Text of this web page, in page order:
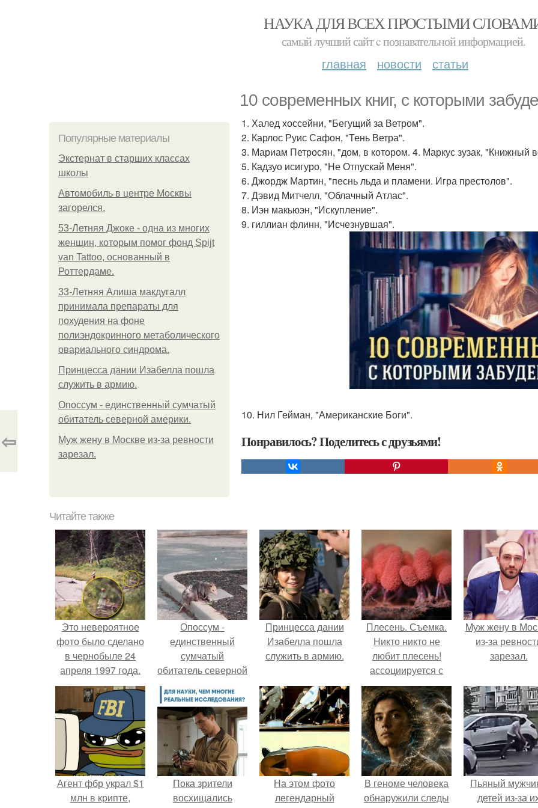
НАУКА ДЛЯ ВСЕХ ПРОСТЫМИ
самый лучший сайт c познавательной информацией.
главная новости статьи
10 современных книг, с которыми
Популярные материалы
Экстернат в старших классах
школы
Автомобиль в центре Москвы
загорелся.
53-Летняя Джоке - одна из многих
женщин, которым помог фонд Spijt
van Tattoo, основанный в
Роттердаме.
33-Летняя Алиша макдугалл
принимала препараты для
похудения на фоне
полиэндокринного метаболического
овариального синдрома.
Принцесса дании Изабелла пошла
служить в армию.
Опоссум - единственный сумчатый
обитатель северной америки.
Mуж жену в Москве из-за ревности
зарезал.
1. Халед хоссейни, "Бегущий за Ветром".
2. Карлос Руис Сафон, "Тень Ветра".
3. Мариам Петросян, "дом, в котором. 4. Маркус зузак, "Книжный
5. Кадзуо исигуро, "Не Отпускай Меня".
6. Джордж Мартин, "песнь льда и пламени. Игра престолов".
7. Дэвид Митчелл, "Облачный Атлас".
8. Иэн макьюэн, "Искупление".
9. гиллиан флинн, "Исчезнувшая".
10. Нил Гейман, "Американские Боги".
Понравилось? Поделитесь с друзьями!
⇦
Читайте также
Это невероятное
фото было сделано
в чернобыле 24
апреля 1997 года.
Опоссум -
единственный
сумчатый
обитатель северной
Принцесса дании
Изабелла пошла
служить в армию.
Плесень. Съемка.
Никто никто не
любит плесень!
ассоциируется с
грязью,
испорченностью и
болезнью.
Mуж жену в
из-за
зарезал.
Агент фбр украл $1
млн в крипте,
Пока зрители
восхищались
На этом фото
легендарный
В геноме человека
обнаружили следы
Пьяный
детей из-за